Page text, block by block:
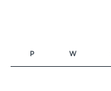
P W